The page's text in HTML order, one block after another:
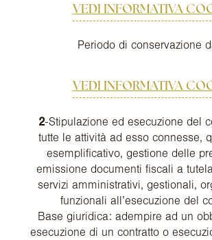
VEDI INFORMATIVA
Periodo di conservazione
VEDI INFORMATIVA
2-Stipulazione ed esecuzione del
tutte le attività ad esso connesse,
esemplificativo, gestione delle
emissione documenti fiscali a
servizi amministrativi, gestionali,
funzionali all’esecuzione del
Base giuridica: adempire ad un
esecuzione di un contratto o